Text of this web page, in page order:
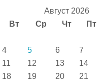
Август 2026
Вт Ср Чт Пт
4 5 6 7
11 12 13 14
18 19 20 21